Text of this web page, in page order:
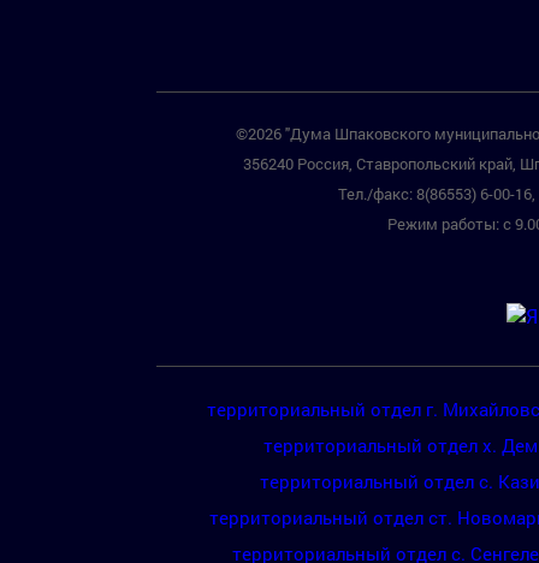
©2026 "Дума Шпаковского
356240 Россия, Ставропольский край,
Тел./факс: 8(86553) 6-00-
Режим работы: с
территориальный отдел г.
территориальный отдел х.
территориальный отдел с.
территориальный отдел ст.
территориальный отдел с.